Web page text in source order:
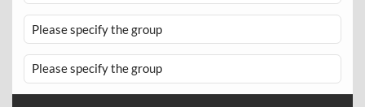
Please specify the group
Please specify the group